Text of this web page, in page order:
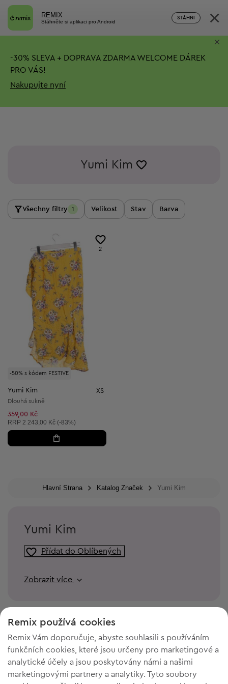
REMIX
Stáhněte si aplikaci pro Android
STÁHNI ×
-30% SLEVA + DOPRAVA ZDARMA WELCOME DÁREK
PRO VÁS!
Nakupujte nyní
×
Yumi Kim
Všechny filtry 1 Velikost Stav Barva
-50% s kódem FESTIVE
2
Yumi Kim XS
Dlouhá sukně
359,00 Kč
Doporučená cena:
RRP 2 243,00 Kč (-83%)
Hlavní Strana Katalog Značek Yumi Kim
Yumi Kim
Přídat do Oblíbených
Zobrazit více
Remix používá cookies
Remix Vám doporučuje, abyste souhlasili s používáním
funkčních cookies, které jsou určeny pro marketingové a
analytické účely a jsou poskytovány námi a našimi
marketingovými partnery a analytiky. Tyto soubory